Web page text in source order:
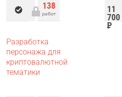
11
700
Р
138
работ
Разработка
персонажа для
криптовалютной
тематики